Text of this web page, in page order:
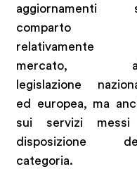
aggiornamenti
comparto
relativamente
mercato,
legislazione
ed europea, ma
sui servizi
disposizione
categoria.